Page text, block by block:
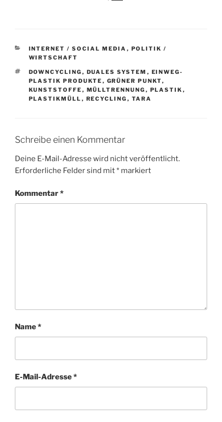
KATEGORIEN
INTERNET / SOCIAL MEDIA , POLITIK /
WIRTSCHAFT
SCHLAGWÖRTER
DOWNCYCLING , DUALES SYSTEM , EINWEG-
PLASTIK PRODUKTE , GRÜNER PUNKT,
KUNSTSTOFFE , MÜLLTRENNUNG , PLASTIK ,
PLASTIKMÜLL , RECYCLING , TARA
Schreibe einen Kommentar
Deine E-Mail-Adresse wird nicht veröffentlicht.
Erforderliche Felder sind mit* markiert
Kommentar*
Name*
E-Mail-Adresse*